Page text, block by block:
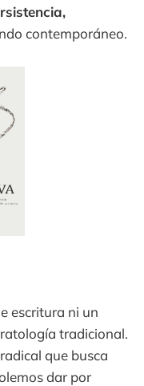
contemporáneo.
escritura ni un
tradicional.
que busca
dar por